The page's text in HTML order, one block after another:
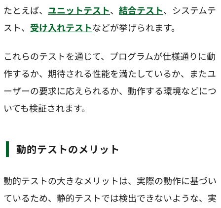
たとえば、 ユニットテスト、 結合テスト、システムテ
スト、 受け入れテストなどが挙げられます。
これらのテストを通じて、プログラムが仕様通りに動
作するか、期待される性能を満たしているか、またユ
ーザーの要求に応えられるか、動作する環境などにつ
いても検証されます。
動的テストのメリット
動的テストの大きなメリットは、実際の動作に基づい
ているため、静的テストでは検出できないような、実